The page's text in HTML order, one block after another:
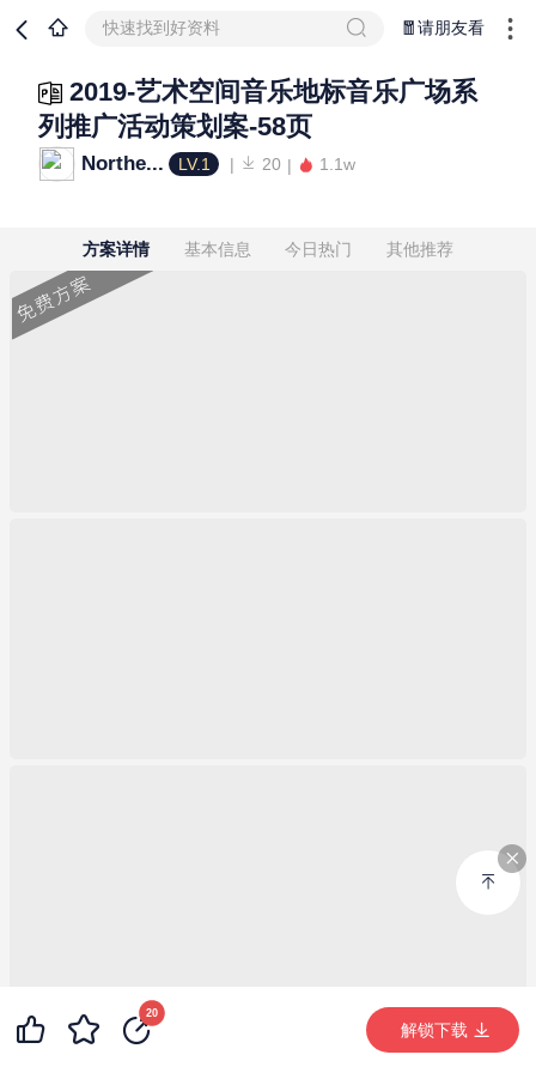
快速找到好资料 🧧请朋友看
2019-艺术空间音乐地标音乐广场系
列推广活动策划案-58页
Northe... LV.1 20 1.1w
方案详情 基本信息 今日热门 其他推荐
20
解锁下载